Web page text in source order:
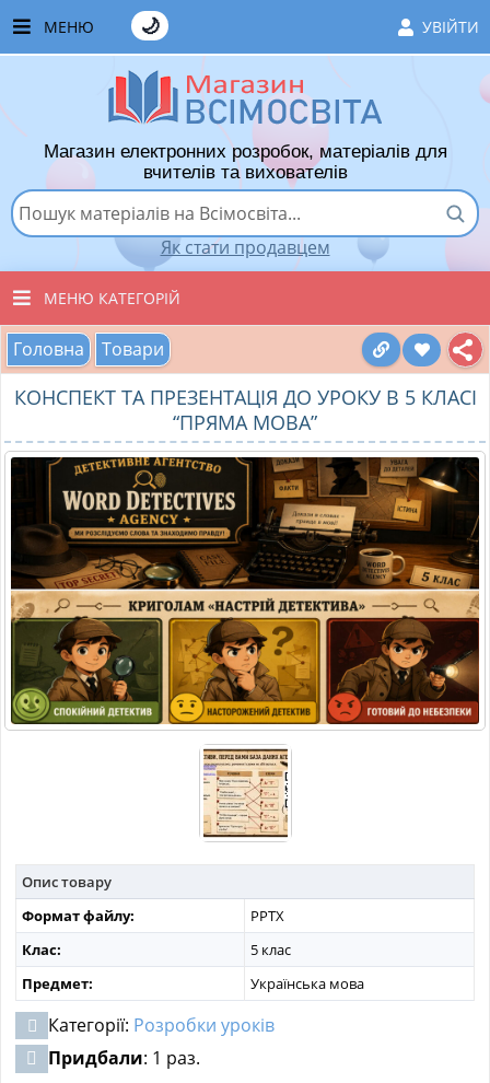
МЕНЮ УВІЙТИ
🌙
ЧАСТІ ЗАПИТАННЯ
ЯК ТУТ КУПУВАТИ
ЯК ТУТ ПРОДАВАТИ
ДОДАТИ РОЗРОБКУ
ВПОДОБАНІ ТОВАРИ
КОШИК
Магазин електронних розробок, матеріалів для
вчителів та вихователів
Як стати продавцем
МЕНЮ КАТЕГОРІЙ
ВСІ ТОВАРИ
ВИХОВАТЕЛЯМ ДНЗ
ПОЧАТКОВІ КЛАСИ
МАТЕРІАЛИ З ПРЕДМЕТІВ
РІЗНІ МАТЕРІАЛИ
НОВИНИ
Головна Товари
КОНСПЕКТ ТА ПРЕЗЕНТАЦІЯ ДО УРОКУ В 5 КЛАСІ
“ПРЯМА МОВА”
Опис товару
Формат файлу:
PPTX
Клас:
5 клас
Предмет:
Українська мова
Категорії: Розробки уроків
Придбали: 1 раз.